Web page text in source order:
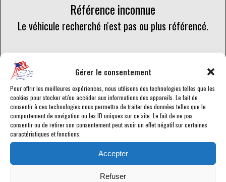
Gérer le consentement
Pour offrir les meilleures expériences, nous utilisons des technologies telles que les
cookies pour stocker et/ou accéder aux informations des appareils. Le fait de
consentir à ces technologies nous permettra de traiter des données telles que le
comportement de navigation ou les ID uniques sur ce site. Le fait de ne pas
consentir ou de retirer son consentement peut avoir un effet négatif sur certaines
caractéristiques et fonctions.
Accepter
Refuser
Retrouvez toutes les annonces de voitures américaines en vente
chez American Car City, en temps réel. Tous les Dodge RAM-1500
ou en cours d'homologation selon les
normes en vigueur afin de disposer d'unecarte grise française.
Chaque véhicule est garanti pour vous assurer le meilleur service
Référence inconnue
Le véhicule recherché n'est pas ou plus référencé.